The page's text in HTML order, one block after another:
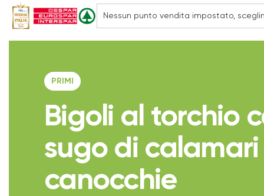
PRIMI
Bigoli al torchio
sugo di calamari
canocchie